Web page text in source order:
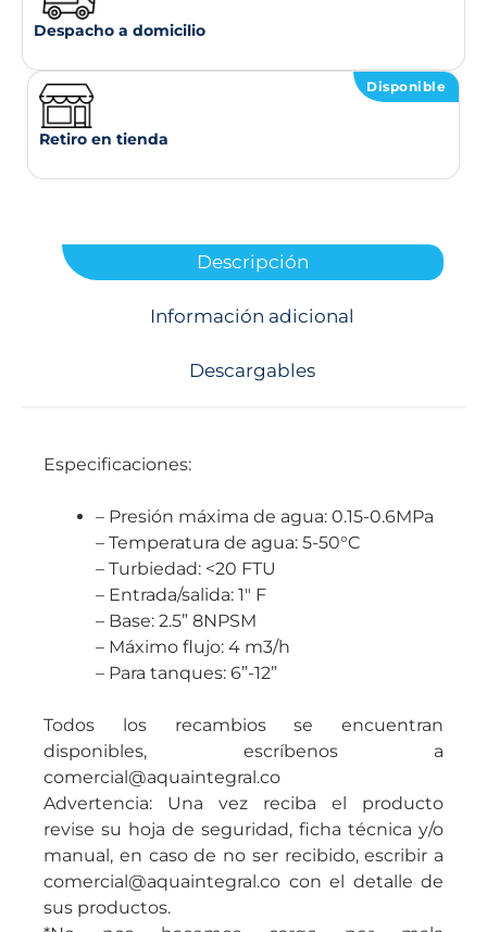
Despacho a domicilio
Disponible
Retiro en tienda
Descripción
Información adicional
Descargables
Especificaciones:
– Presión máxima de agua: 0.15-0.6MPa
– Temperatura de agua: 5-50°C
– Turbiedad: <20 FTU
– Entrada/salida: 1″ F
– Base: 2.5” 8NPSM
– Máximo flujo: 4 m3/h
– Para tanques: 6”-12”
Todos los recambios se encuentran
disponibles, escríbenos a
comercial@aquaintegral.co
Advertencia: Una vez reciba el producto
revise su hoja de seguridad, ficha técnica y/o
manual, en caso de no ser recibido, escribir a
comercial@aquaintegral.co con el detalle de
sus productos.